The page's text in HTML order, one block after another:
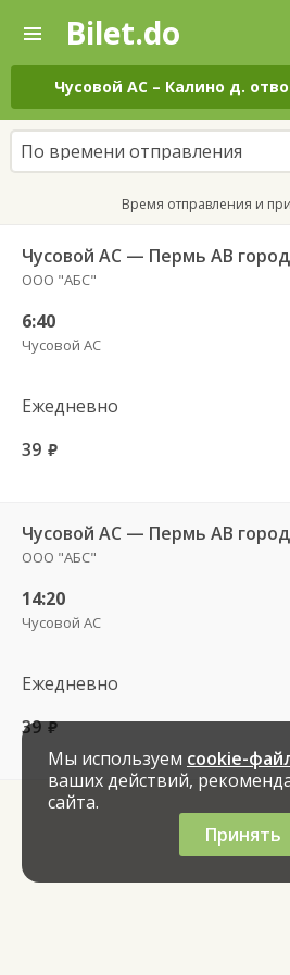
—
Поиск
и
покупка
билетов
на
автобус
онлайн
Bilet.do
Чусовой АС – Калино д.
По времени отправления
Время отправления и
Чусовой АС — Пермь АВ
ООО "АБС"
6:40
Чусовой АС
Ежедневно
39 руб.
Чусовой АС — Пермь АВ
ООО "АБС"
14:20
Чусовой АС
Ежедневно
39 руб.
Мы используем cookie-
ваших действий,
сайта.
Принять